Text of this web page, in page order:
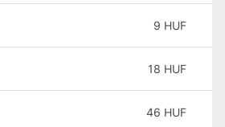
9 HUF
18 HUF
46 HUF